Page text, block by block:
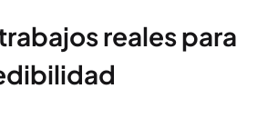
reales para